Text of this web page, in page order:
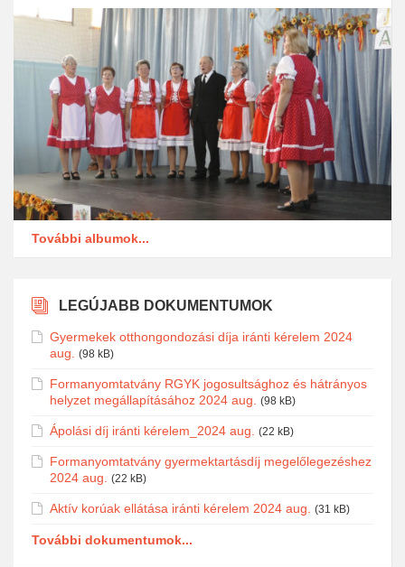
További albumok...
LEGÚJABB DOKUMENTUMOK
Gyermekek otthongondozási díja iránti kérelem 2024
aug.
(98 kB)
Formanyomtatvány RGYK jogosultsághoz és hátrányos
helyzet megállapításához 2024 aug.
(98 kB)
Ápolási díj iránti kérelem_2024 aug. (22 kB)
Formanyomtatvány gyermektartásdíj megelőlegezéshez
2024 aug.
(22 kB)
Aktív korúak ellátása iránti kérelem 2024 aug. (31 kB)
További dokumentumok...